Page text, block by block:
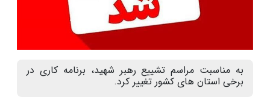
به مناسبت مراسم تشییع رهبر شهید، برنامه کاری در
برخی استان های کشور تغییر کرد.